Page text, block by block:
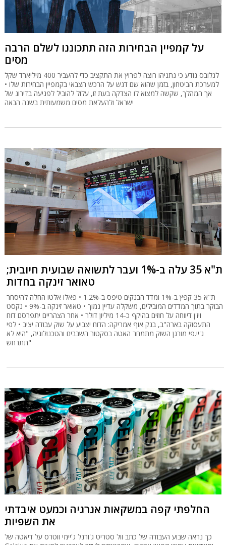
על קמפיין הבחירות הזה תתכוננו לשלם הרבה
מסים
לגלובס נודע כי נתניהו רוצה לפרוץ את התקציב כדי להעביר 400 מיליארד שקל
למערכת הביטחון, בזמן שהוא שם דגש על הרכש הצבאי בקמפיין הבחירות שלו •
אך המהלך, שקשה למצוא לו הצדקה בעת זו, עלול להוביל לפגיעה בדירוג של
ישראל ולהעלאת מסים משמעותית בשנה הבאה
ת"א 35 עלה ב-1% ועבר לתשואה שבועית חיובית;
טאואר זינקה בחדות
ת"א 35 קפץ ב-1% ומדד הבנקים טיפס ב-1.2% • פאלו אלטו החלה להיסחר
הבוקר בתוך המדדים המובילים, משקלה עדיין נמוך • טאואר זינקה ב-9% • נקסט
ויז'ן דיווחה על חוזים בהיקף כ-14 מיליון דולר • אחר הצהריים יתפרסם דוח
התעסוקה בארה"ב, בנק אוף אמריקה: הדוח יצביע על שוק עבודה יציב • לפי
ג'יי.פי מורגן השוק מתמחר האטה בסקטור השבבים והטכנולוגיה, "היא לא
תתרחש"
החלפתי קפה במשקאות אנרגיה וכמעט איבדתי
את השפיות
כך נראה שבוע העבודה של כתב וול סטריט ג'ורנל ג'יימי ווטרס על דיאטה של